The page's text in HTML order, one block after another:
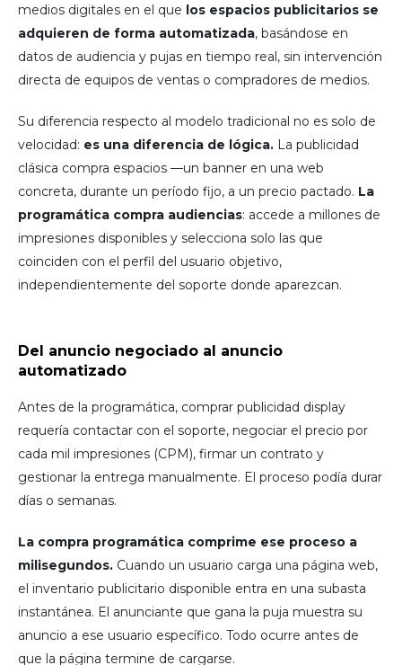
medios digitales en el que los espacios publicitarios se
adquieren de forma automatizada, basándose en
datos de audiencia y pujas en tiempo real, sin intervención
directa de equipos de ventas o compradores de medios.
Su diferencia respecto al modelo tradicional no es solo de
velocidad: es una diferencia de lógica. La publicidad
clásica compra espacios —un banner en una web
concreta, durante un período fijo, a un precio pactado. La
programática compra audiencias: accede a millones de
impresiones disponibles y selecciona solo las que
coinciden con el perfil del usuario objetivo,
independientemente del soporte donde aparezcan.
Del anuncio negociado al anuncio
automatizado
Antes de la programática, comprar publicidad display
requería contactar con el soporte, negociar el precio por
cada mil impresiones (CPM), firmar un contrato y
gestionar la entrega manualmente. El proceso podía durar
días o semanas.
La compra programática comprime ese proceso a
milisegundos. Cuando un usuario carga una página web,
el inventario publicitario disponible entra en una subasta
instantánea. El anunciante que gana la puja muestra su
anuncio a ese usuario específico. Todo ocurre antes de
que la página termine de cargarse.